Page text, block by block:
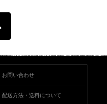
お問い合わせ
配送方法・送料について